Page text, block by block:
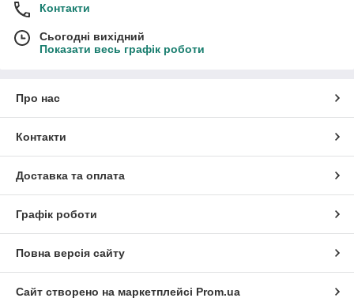
Контакти
Сьогодні вихідний
Показати весь графік роботи
Про нас
Контакти
Доставка та оплата
Графік роботи
Повна версія сайту
Сайт створено на маркетплейсі Prom.ua